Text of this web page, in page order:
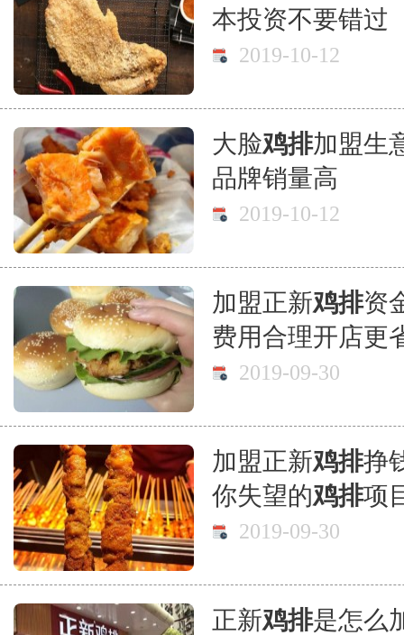
本投资不要错过
2019-10-12
大脸鸡排加盟生
品牌销量高
2019-10-12
加盟正新鸡排资
费用合理开店更
2019-09-30
加盟正新鸡排挣
你失望的鸡排项
2019-09-30
正新鸡排是怎么